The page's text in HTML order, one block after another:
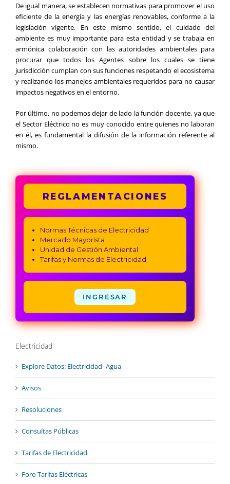
De igual manera, se establecen normativas para promover el uso
eficiente de la energía y las energías renovables, conforme a la
legislación vigente. En este mismo sentido, el cuidado del
ambiente es muy importante para esta entidad y se trabaja en
armónica colaboración con las autoridades ambientales para
procurar que todos los Agentes sobre los cuales se tiene
jurisdicción cumplan con sus funciones respetando el ecosistema
y realizando los manejos ambientales requeridos para no causar
impactos negativos en el entorno.
Por último, no podemos dejar de lado la función docente, ya que
el Sector Eléctrico no es muy conocido entre quienes no laboran
en él, es fundamental la difusión de la información referente al
mismo.
REGLAMENTACIONES
Normas Técnicas de Electricidad
Mercado Mayorista
Unidad de Gestión Ambiental
Tarifas y Normas de Electricidad
INGRESAR
Electricidad
Explore Datos: Electricidad‒Agua
Avisos
Resoluciones
Consultas Públicas
Tarifas de Electricidad
Foro Tarifas Eléctricas